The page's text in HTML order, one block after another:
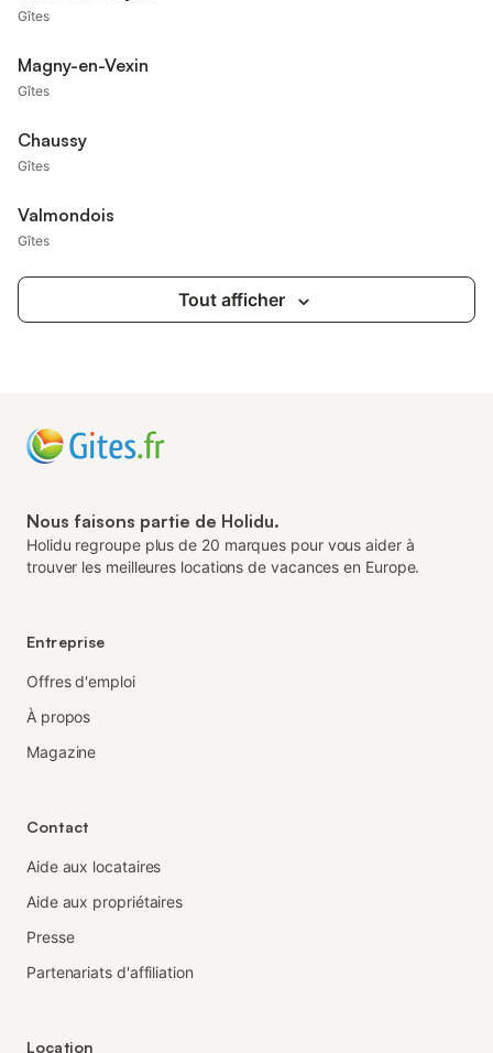
Gîtes
Magny-en-Vexin
Gîtes
Chaussy
Gîtes
Valmondois
Gîtes
Tout afficher
Nous faisons partie de Holidu.
Holidu regroupe plus de 20 marques pour vous aider à
trouver les meilleures locations de vacances en Europe.
Entreprise
Offres d'emploi
À propos
Magazine
Contact
Aide aux locataires
Aide aux propriétaires
Presse
Partenariats d'affiliation
Location